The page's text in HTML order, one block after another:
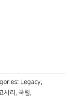
Legacy,
사리 , 국립,